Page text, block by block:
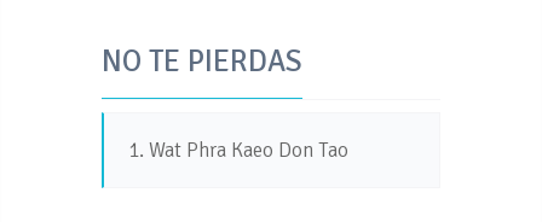
NO TE PIERDAS
1. Wat Phra Kaeo Don Tao